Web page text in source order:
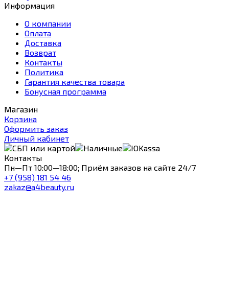
Информация
О компании
Оплата
Доставка
Возврат
Контакты
Политика
Гарантия качества товара
Бонусная программа
Магазин
Корзина
Оформить заказ
Личный кабинет
Контакты
Пн—Пт 10:00—18:00; Приём заказов на сайте 24/7
+7 (958) 181 54 46
zakaz@a4beauty.ru